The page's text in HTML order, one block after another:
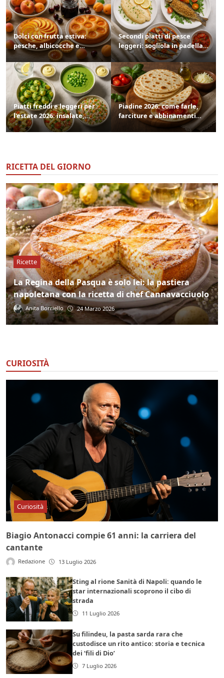
Dolci con frutta estiva:
pesche, albicocche e
amarene nelle ricette di
luglio 2026
Secondi piatti di pesce
leggeri: sogliola in padella,
trota in crosta di nocciole,
sardine alla pizzaiola
Piatti freddi e leggeri per
l'estate 2026: insalate,
pasta e zuppe da tavola
Piadine 2026: come farle,
farciture e abbinamenti
sfiziosi per l'estate
RICETTA DEL GIORNO
Ricette
La Regina della Pasqua è solo lei: la pastiera
napoletana con la ricetta di chef Cannavacciuolo
Anita Borriello 24 Marzo 2026
CURIOSITÀ
Curiosità
Biagio Antonacci compie 61 anni: la carriera del
cantante
Redazione 13 Luglio 2026
Sting al rione Sanità di Napoli: quando le
star internazionali scoprono il cibo di
strada
11 Luglio 2026
Su filindeu, la pasta sarda rara che
custodisce un rito antico: storia e tecnica
dei ‘fili di Dio’
7 Luglio 2026